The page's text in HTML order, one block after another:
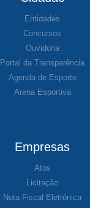
Entidades
Concursos
Ouvidoria
Portal da Transparência
Agenda de Esporte
Arena Esportiva
Empresas
Atos
Licitação
Nota Fiscal Eletrônica